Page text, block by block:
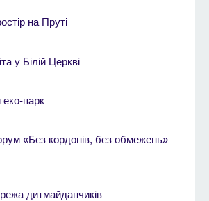
на Пруті
у Білій Церкві
еко-парк
«Без кордонів, без обмежень»
дитмайданчиків